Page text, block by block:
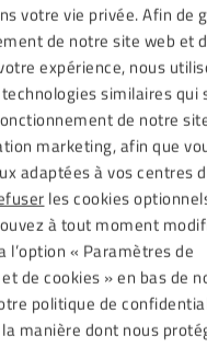
votre vie privée. Afin de
de notre site web et
expérience, nous
similaires qui
de notre
marketing, afin que
adaptées à vos centres
les cookies
à tout moment
l’option « Paramètres de
de cookies » en bas de
politique de
manière dont nous
Vis blanche
17,94€
Enregistrer